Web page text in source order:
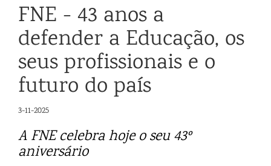
FNE - 43 anos a
defender a Educação, os
seus profissionais e o
futuro do país
3-11-2025
A FNE celebra hoje o seu 43º
aniversário